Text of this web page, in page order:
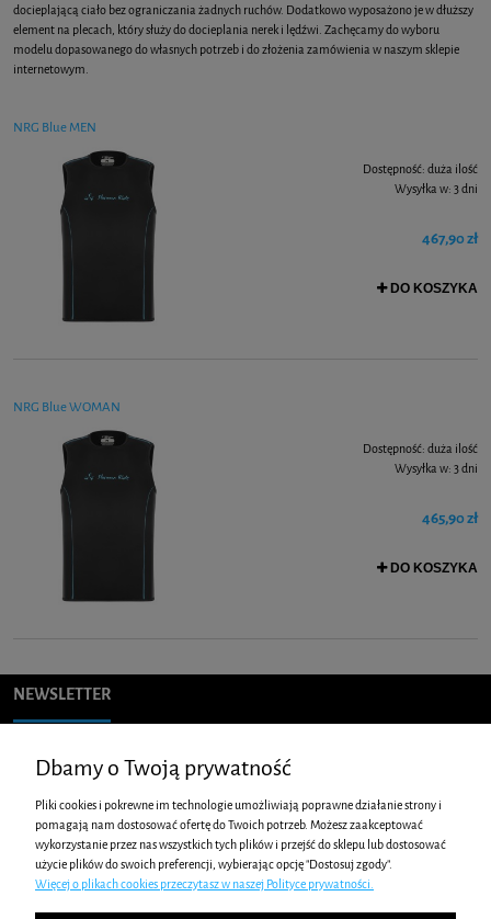
docieplającą ciało bez ograniczania żadnych ruchów. Dodatkowo wyposażono je w dłuższy
element na plecach, który służy do docieplania nerek i lędźwi. Zachęcamy do wyboru
modelu dopasowanego do własnych potrzeb i do złożenia zamówienia w naszym sklepie
internetowym.
NRG Blue MEN
Dostępność: duża ilość
Wysyłka w: 3 dni
467,90 zł
DO KOSZYKA
NRG Blue WOMAN
Dostępność: duża ilość
Wysyłka w: 3 dni
465,90 zł
DO KOSZYKA
NEWSLETTER
nowościach i promocjach.
ZAKUPY
Dbamy o Twoją prywatność
Pliki cookies i pokrewne im technologie umożliwiają poprawne działanie strony i
pomagają nam dostosować ofertę do Twoich potrzeb. Możesz zaakceptować
wykorzystanie przez nas wszystkich tych plików i przejść do sklepu lub dostosować
użycie plików do swoich preferencji, wybierając opcję "Dostosuj zgody".
Więcej o plikach cookies przeczytasz w naszej Polityce prywatności.